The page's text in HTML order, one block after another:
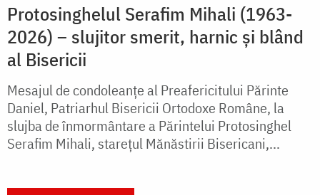
Protosinghelul Serafim Mihali (1963-
2026) – slujitor smerit, harnic și blând
al Bisericii
Mesajul de condoleanțe al Preafericitului Părinte
Daniel, Patriarhul Bisericii Ortodoxe Române, la
slujba de înmormântare a Părintelui Protosinghel
Serafim Mihali, starețul Mănăstirii Bisericani,...